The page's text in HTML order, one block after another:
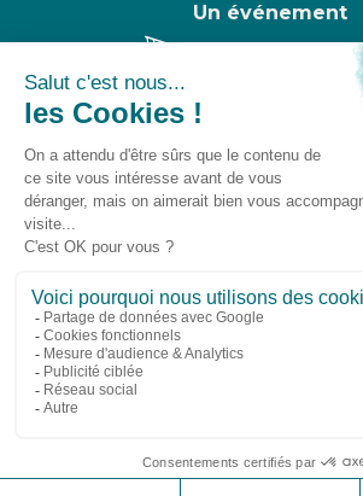
Un événement
Camper Van Week-End © 2025 -
Suivez-nous sur